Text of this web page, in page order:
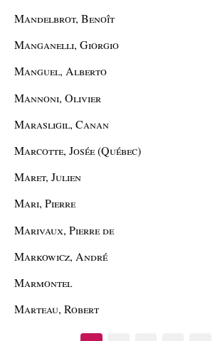
Mandelbrot, Benoît
Manganelli, Giorgio
Manguel, Alberto
Mannoni, Olivier
Marasligil, Canan
Marcotte, Josée (Québec)
Maret, Julien
Mari, Pierre
Marivaux, Pierre de
Markowicz, André
Marmontel
Marteau, Robert